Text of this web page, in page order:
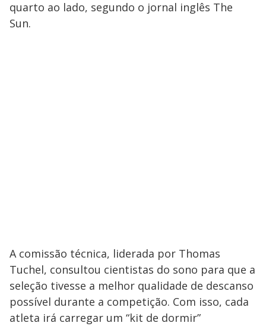
quarto ao lado, segundo o jornal inglês The
Sun.
A comissão técnica, liderada por Thomas
Tuchel, consultou cientistas do sono para que a
seleção tivesse a melhor qualidade de descanso
possível durante a competição. Com isso, cada
atleta irá carregar um “kit de dormir”